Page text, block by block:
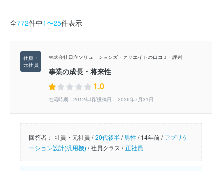
全772件中1〜25件表示
株式会社日立ソリューションズ・クリエイトの口コミ・評判
事業の成長・将来性
1.0
在籍時期：2012年頃/投稿日： 2026年7月31日
回答者： 社員・元社員 / 20代後半/男性/14年前 / アプリケ
ーション設計(汎用機) /社員クラス / 正社員